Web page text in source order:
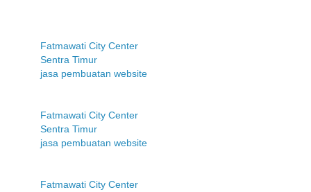
Fatmawati City Center
Sentra Timur
jasa pembuatan website
Fatmawati City Center
Sentra Timur
jasa pembuatan website
Fatmawati City Center